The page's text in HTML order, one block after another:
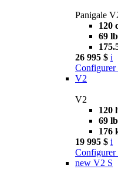
Panigale
120
69
26 995 $ i
Configurer
V2
V2
120
69
176
19 995 $ i
Configurer
new V2 S